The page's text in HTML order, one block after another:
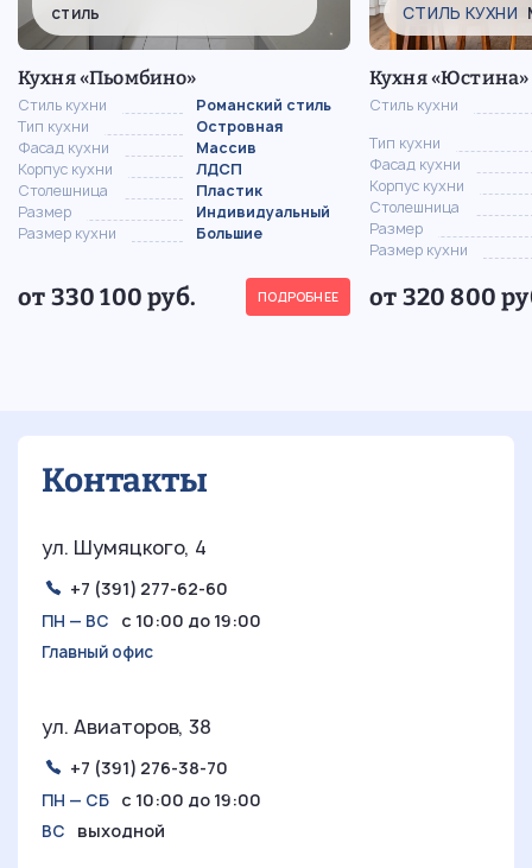
стиль
Кухня «Пьомбино»
Стиль кухни
Романский стиль
Тип кухни
Островная
Фасад кухни
Массив
Корпус кухни
ЛДСП
Столешница
Пластик
Размер
Индивидуальный
Размер кухни
Большие
от 330 100 руб. ПОДРОБНЕЕ
СТИЛЬ КУХНИ
Кухня «Юстина»
Стиль кухни
Тип кухни
Фасад кухни
Корпус кухни
Столешница
Размер
Размер кухни
от 320 800
Контакты
ул. Шумяцкого, 4
+7 (391) 277-62-60
ПН — ВС с 10:00 до 19:00
Главный офис
ул. Авиаторов, 38
+7 (391) 276-38-70
ПН — СБ с 10:00 до 19:00
ВС выходной